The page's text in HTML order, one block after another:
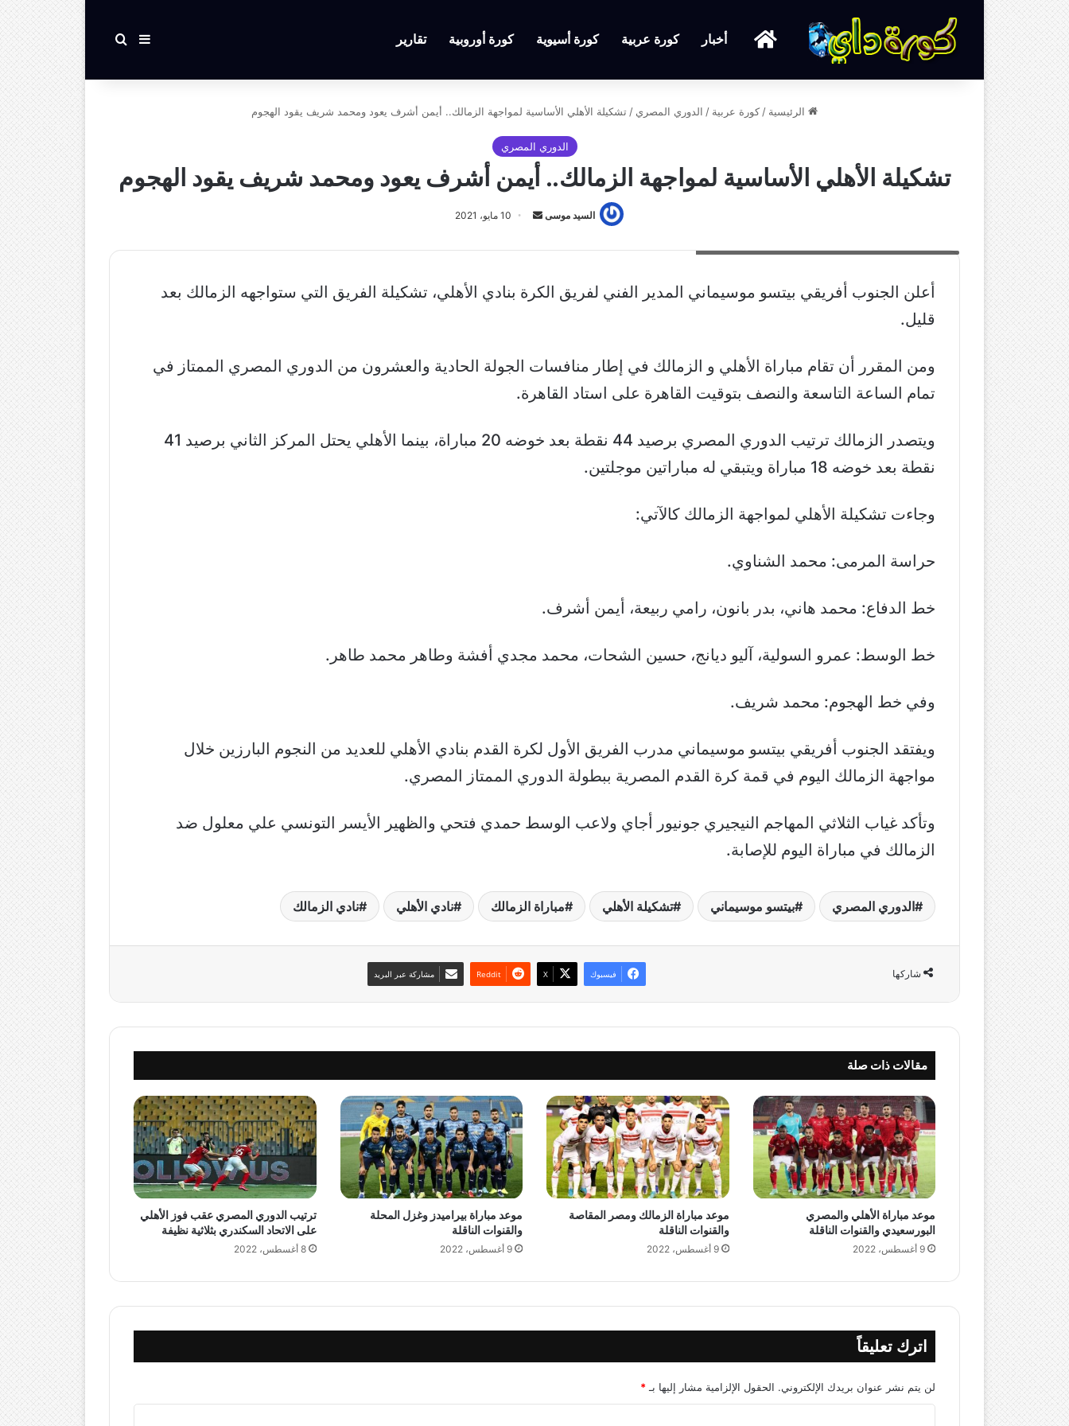
الرئيسية
أخبار كورة عربية كورة أسيوية كورة أوروبية تقارير إضافة عمود جانبي
بحث عن
الرئيسية / كورة عربية / الدوري المصري / تشكيلة الأهلي الأساسية لمواجهة الزمالك.. أيمن أشرف يعود ومحمد شريف يقود الهجوم
الدوري المصري
تشكيلة الأهلي الأساسية لمواجهة الزمالك.. أيمن أشرف يعود ومحمد شريف يقود الهجوم
السيد موسى
أرسل
إلكترونيا
10 مايو، 2021
أعلن الجنوب أفريقي بيتسو موسيماني المدير الفني لفريق الكرة بنادي الأهلي، تشكيلة الفريق التي ستواجهه الزمالك بعد
قليل.
ومن المقرر أن تقام مباراة الأهلي و الزمالك في إطار منافسات الجولة الحادية والعشرون من الدوري المصري الممتاز في
تمام الساعة التاسعة والنصف بتوقيت القاهرة على استاد القاهرة.
ويتصدر الزمالك ترتيب الدوري المصري برصيد 44 نقطة بعد خوضه 20 مباراة، بينما الأهلي يحتل المركز الثاني برصيد 41
نقطة بعد خوضه 18 مباراة ويتبقي له مباراتين موجلتين.
وجاءت تشكيلة الأهلي لمواجهة الزمالك كالآتي:
حراسة المرمى: محمد الشناوي.
خط الدفاع: محمد هاني، بدر بانون، رامي ربيعة، أيمن أشرف.
خط الوسط: عمرو السولية، آليو ديانج، حسين الشحات، محمد مجدي أفشة وطاهر محمد طاهر.
وفي خط الهجوم: محمد شريف.
ويفتقد الجنوب أفريقي بيتسو موسيماني مدرب الفريق الأول لكرة القدم بنادي الأهلي للعديد من النجوم البارزين خلال
مواجهة الزمالك اليوم في قمة كرة القدم المصرية ببطولة الدوري الممتاز المصري.
وتأكد غياب الثلاثي المهاجم النيجيري جونيور أجاي ولاعب الوسط حمدي فتحي والظهير الأيسر التونسي علي معلول ضد
الزمالك في مباراة اليوم للإصابة.
الدوري المصري بيتسو موسيماني تشكيلة الأهلي مباراة الزمالك نادي الأهلي نادي الزمالك
شاركها فيسبوك ‫X
‏Reddit مشاركة عبر البريد
مقالات ذات صلة
موعد مباراة الأهلي والمصري
البورسعيدي والقنوات الناقلة
9 أغسطس، 2022
موعد مباراة الزمالك ومصر المقاصة
والقنوات الناقلة
9 أغسطس، 2022
موعد مباراة بيراميدز وغزل المحلة
والقنوات الناقلة
9 أغسطس، 2022
ترتيب الدوري المصري عقب فوز الأهلي
على الاتحاد السكندري بثلاثية نظيفة
8 أغسطس، 2022
اترك تعليقاً
لن يتم نشر عنوان بريدك الإلكتروني. الحقول الإلزامية مشار إليها بـ *